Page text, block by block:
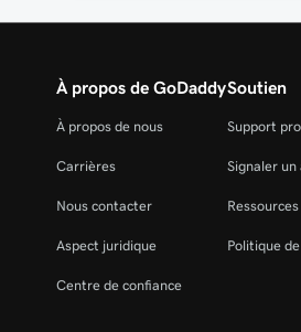
À propos de GoDaddy
À propos de nous
Carrières
Nous contacter
Aspect juridique
Centre de confiance
Soutien
Support
Signaler un
Ressources
Politique